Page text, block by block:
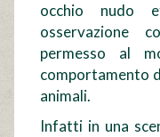
occhio nudo
osservazione
permesso al
comportamento
animali.
Infatti in una